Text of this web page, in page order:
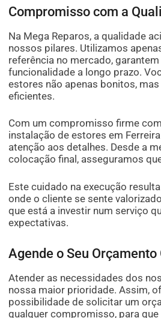
Compromisso com a
Na Mega Reparos, a qualidade
nossos pilares. Utilizamos
referência no mercado,
funcionalidade a longo prazo.
estores não apenas bonitos,
eficientes.
Com um compromisso firme
instalação de estores em
atenção aos detalhes. Desde a
colocação final, asseguramos
Este cuidado na execução
onde o cliente se sente
que está a investir num serviço
expectativas.
Agende o Seu
Atender as necessidades dos
nossa maior prioridade. Assim,
possibilidade de solicitar um
qualquer compromisso, para